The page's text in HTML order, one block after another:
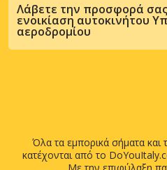
Λάβετε την προσφορά σας
ενοικίαση αυτοκινήτου
αεροδρομίου
Όλα τα εμπορικά σήματα και
κατέχονται από το